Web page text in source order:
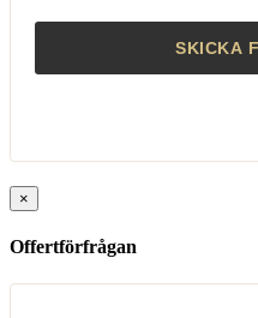
×
Offertförfrågan